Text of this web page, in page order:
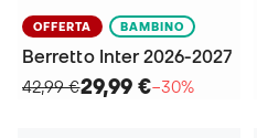
OFFERTA BAMBINO
Berretto Inter 2026-2027
42,99 €29,99 €−30%